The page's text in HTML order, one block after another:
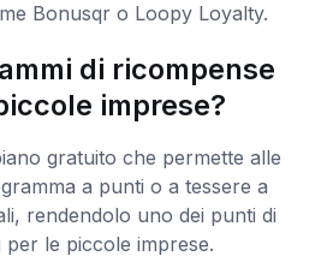
Bonusqr o Loopy Loyalty.
di ricompense
imprese?
gratuito che permette alle
a punti o a tessere a
rendendolo uno dei punti di
per le piccole imprese.